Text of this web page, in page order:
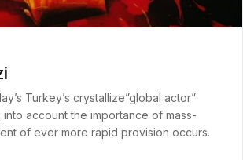
Turkey’s crystallize”global actor”
into account the importance of mass-
of ever more rapid provision occurs.